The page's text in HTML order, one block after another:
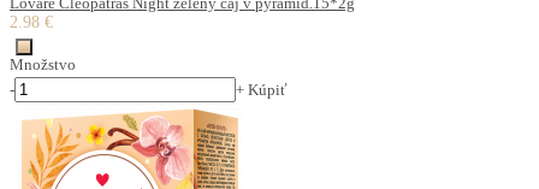
2.98 €
Množstvo
-
+ Kúpiť